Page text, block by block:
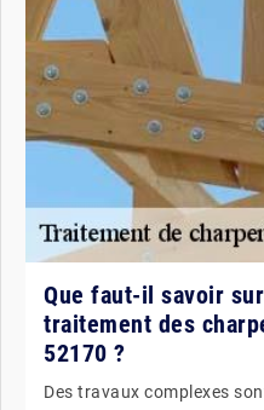
Que faut-il savoir
traitement des
52170 ?
Des travaux complexes